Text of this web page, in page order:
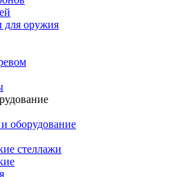
оружия
оборудование
стеллажи